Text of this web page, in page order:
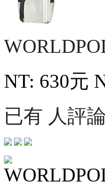
NT: 630元
已有 人評